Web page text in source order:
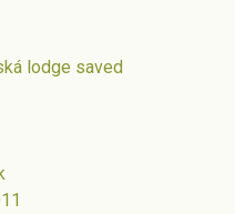
lodge saved